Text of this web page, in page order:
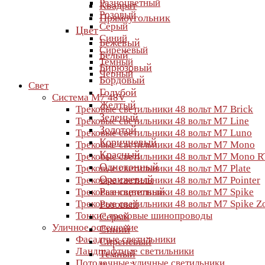
Разноцветный
Розовый
Серый
Синий
Сиреневый
Темный
Черный
Свет
Система M7 48V
Трековые светильники 48 вольт M7 Brick
Трековые светильники 48 вольт M7 Line
Трековые светильники 48 вольт M7 Luno
Трековые светильники 48 вольт M7 Mono
Трековые светильники 48 вольт M7 Mono
Трековые светильники 48 вольт M7 Plate
Трековые светильники 48 вольт M7 Pointer
Трековые светильники 48 вольт M7 Spike
Трековые светильники 48 вольт M7 Spike
Тонкие трековые шинопроводы
Уличное освещение
Фасадные светильники
Ландшафтные светильники
Квадрат
Прямоугольник
Цвет
Бежевый
Белый
Бирюзовый
Бордовый
Голубой
Желтый
Зеленый
Золотой
Коричневый
Красный
Однотонный
Оранжевый
Разноцветный
Розовый
Серый
Синий
Сиреневый
Темный